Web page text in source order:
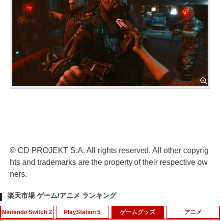
© CD PROJEKT S.A. All rights reserved. All other copyrig
hts and trademarks are the property of their respective ow
ners.
楽天市場 ゲーム/アニメ ランキング
Nintendo Switch 2 PlayStation 5 ゲームグッズ アニメ